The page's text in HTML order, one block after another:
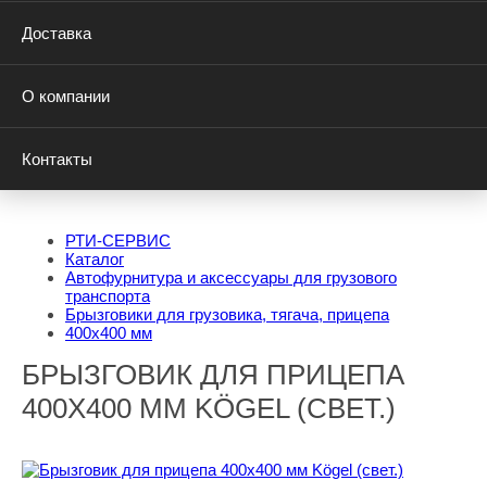
Доставка
О компании
Контакты
РТИ-СЕРВИС
Каталог
Автофурнитура и аксессуары для грузового
транспорта
Брызговики для грузовика, тягача, прицепа
400х400 мм
БРЫЗГОВИК ДЛЯ ПРИЦЕПА
400Х400 ММ KÖGEL (СВЕТ.)